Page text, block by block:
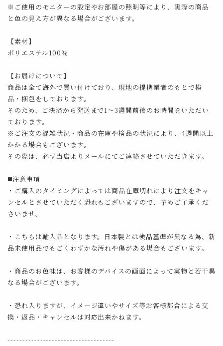
※ご使用のモニターの設定やお部屋の照明等により、実際の商品
と色の見え方が異なる場合がございます。
【素材】
ポリエステル100％
【お届けについて】
商品は全て海外で買い付けており、現地の提携業者のもとで検
品・梱包をしております。
そのため、ご決済から発送まで1～3週間前後のお時間をいただい
ております。
※ご注文の混雑状況・商品の在庫や検品の状況により、4週間以上
かかる場合もございます。
その際は、必ず当店よりメールにてご連絡させていただきます。
◼️注意事項
・ご購入のタイミングによっては商品在庫切れにより注文をキャ
ンセルとさせていただく恐れもございますので、予めご了承くだ
さいませ。
・こちらは輸入品となります。日本製とは検品基準が異なる為、新
品未使用品でもごくわずかな汚れや傷がある場合もございます。
・商品のお色味は、お客様のデバイスの画面によって実物と若干異
なる場合がございます。
・恐れ入りますが、イメージ違いやサイズ等お客様都合による交
換・返品・キャンセルは対応出来かねます。
------------------------------------